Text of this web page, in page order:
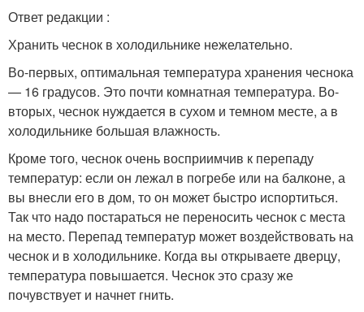
Ответ редакции :
Хранить чеснок в холодильнике нежелательно.
Во-первых, оптимальная температура хранения чеснока
— 16 градусов. Это почти комнатная температура. Во-
вторых, чеснок нуждается в сухом и темном месте, а в
холодильнике большая влажность.
Кроме того, чеснок очень восприимчив к перепаду
температур: если он лежал в погребе или на балконе, а
вы внесли его в дом, то он может быстро испортиться.
Так что надо постараться не переносить чеснок с места
на место. Перепад температур может воздействовать на
чеснок и в холодильнике. Когда вы открываете дверцу,
температура повышается. Чеснок это сразу же
почувствует и начнет гнить.